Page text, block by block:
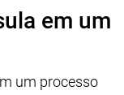
em um
um processo